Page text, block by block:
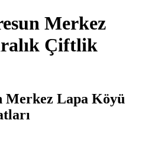
Merkez
Çiftlik
Merkez Lapa Köyü